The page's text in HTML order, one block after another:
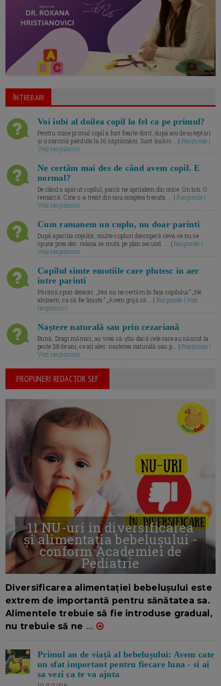
ÎNTREBARI
Voi iubi al doilea copil la fel ca pe primul?
Pentru mine primul copil a fost foarte dorit, după ani de așteptări
și o sarcină pierduta la 16 săptămâni. Sunt însărc... | Raspunde |
Vezi raspunsuri
Ne certăm mai des de când avem copil. E
normal?
De când a apărut copilul, parcă ne aprindem din orice. Un ton. O
remarcă. Cine s-a trezit din nou noaptea trecuta.... |Raspunde |
Vezi raspunsuri
Cum ramanem un cuplu, nu doar parinti
După apariția copiilor, multe cupluri descoperă ceva ce nu se
spune prea des: relația se mută pe plan secund. ... |Raspunde |
Vezi raspunsuri
Copilul simte emotiile care plutesc in aer
intre parinti
Părinții spun deseori: „Noi nu ne certăm în fața copilului.” „Ne
abținem, ca să fie liniște.” „Avem grijă să... | Raspunde | Vezi
raspunsuri
Naștere naturală sau prin cezariană
Bună, Dragi mămici, aș vrea să știu dacă cele care au născut la
peste 38 de ani, ce ați ales: nașterea naturală sau p... |Raspunde |
Vezi raspunsuri
PROPUNERI REDACTOR SEF
11 NU-uri in diversificarea
și alimentația bebelușului -
conform Academiei de
Pediatrie
Diversificarea alimentației bebelușului este
extrem de importantă pentru sănătatea sa.
Alimentele trebuie să fie introduse gradual,
nu trebuie să ne ...
Primul an de viață al bebelușului: Avem cate
un sfat important pentru fiecare luna - si ai
sa vezi ca te va ajuta